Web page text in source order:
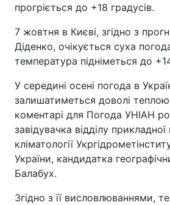
прогріється до +18 градусів.
7 жовтня в Києві, згідно з
Діденко, очікується суха
температура підніметься до
У середині осені погода в
залишатиметься доволі
коментарі для Погода УНІАН
завідувачка відділу
кліматології
України, кандидатка
Балабух.
Згідно з її висловлюваннями,